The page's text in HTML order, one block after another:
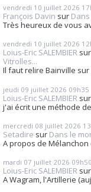
vendredi 10 juillet 2026
François Davin sur
Très heureux de vous
vendredi 10 juillet 2026
Loius-Eric SALEMBIER sur
Vitrolles...
Il faut relire Bainville sur
jeudi 09 juillet 2026 09h35
Loius-Eric SALEMBIER sur
j'ai écrit une méthode
mercredi 08 juillet 2026
Setadire sur Dans le
A propos de Mélanchon
mardi 07 juillet 2026 09h50
Loius-Eric SALEMBIER sur
A Wagram, l'Artillerie